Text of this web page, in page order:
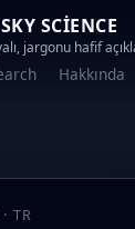
SCIENCE
jargonu hafif
Hakkında
TR